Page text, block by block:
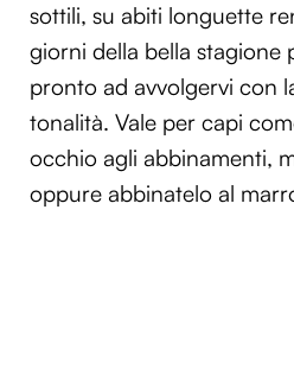
sottili, su abiti longuette
giorni della bella stagione
pronto ad avvolgervi con
tonalità. Vale per capi
occhio agli abbinamenti,
oppure abbinatelo al